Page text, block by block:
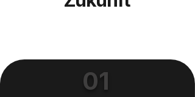
01